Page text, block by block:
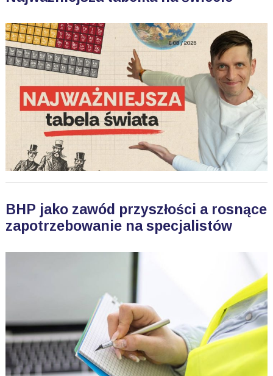
BHP jako zawód przyszłości a rosnące
zapotrzebowanie na specjalistów